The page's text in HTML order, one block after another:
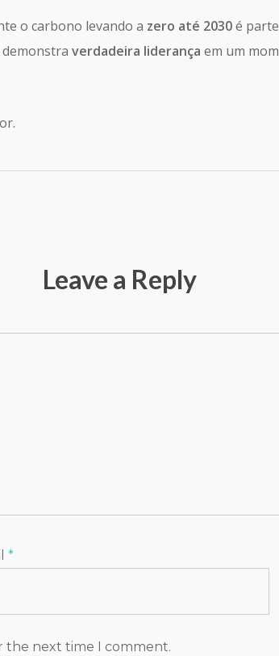
o carbono levando a zero até 2030é
verdadeira liderança em um
Leave a Reply
*
the next time I comment.